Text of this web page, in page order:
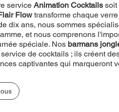
service Animation Cocktails soit
Flow transforme chaque
dix ans, nous sommes
et nous comprenons
spéciale. Nos barmans
de cocktails ; ils créent
captivantes qui marqueront